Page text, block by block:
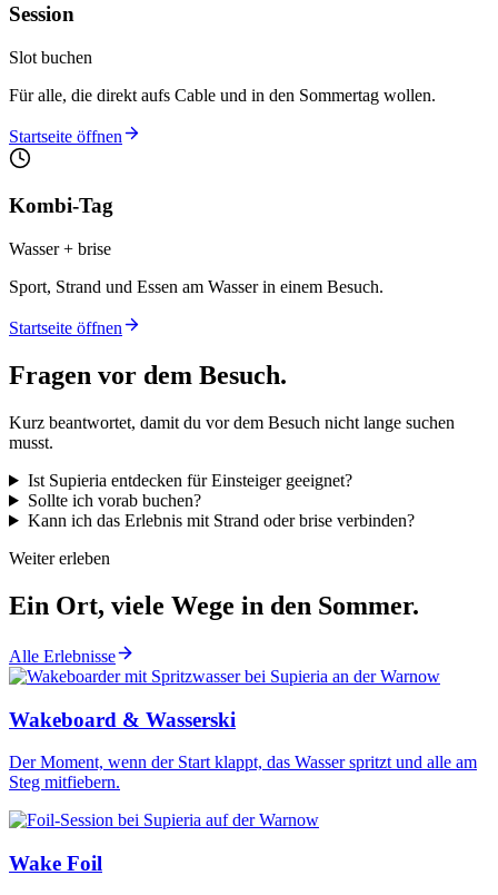
Session
Slot buchen
Für alle, die direkt aufs Cable und in den Sommertag wollen.
Startseite öffnen
Kombi-Tag
Wasser + brise
Sport, Strand und Essen am Wasser in einem Besuch.
Startseite öffnen
Fragen vor dem Besuch.
Kurz beantwortet, damit du vor dem Besuch nicht lange suchen
musst.
Ist Supieria entdecken für Einsteiger geeignet?
Sollte ich vorab buchen?
Kann ich das Erlebnis mit Strand oder brise verbinden?
Weiter erleben
Ein Ort, viele Wege in den Sommer.
Alle Erlebnisse
Wakeboard & Wasserski
Der Moment, wenn der Start klappt, das Wasser spritzt und alle am
Steg mitfiebern.
Wake Foil